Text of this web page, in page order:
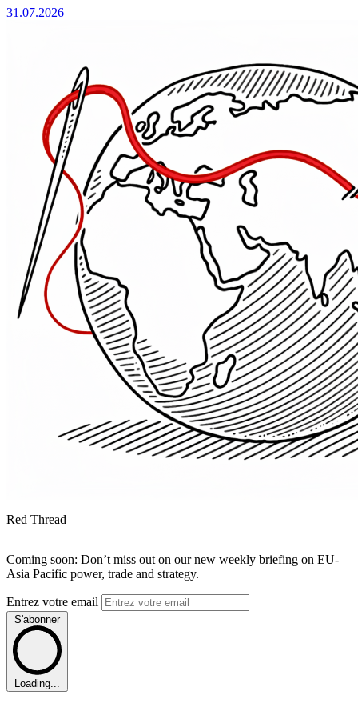
31.07.2026
Red Thread
Coming soon: Don’t miss out on our new weekly briefing on EU-
Asia Pacific power, trade and strategy.
Entrez votre email
S'abonner
Loading...